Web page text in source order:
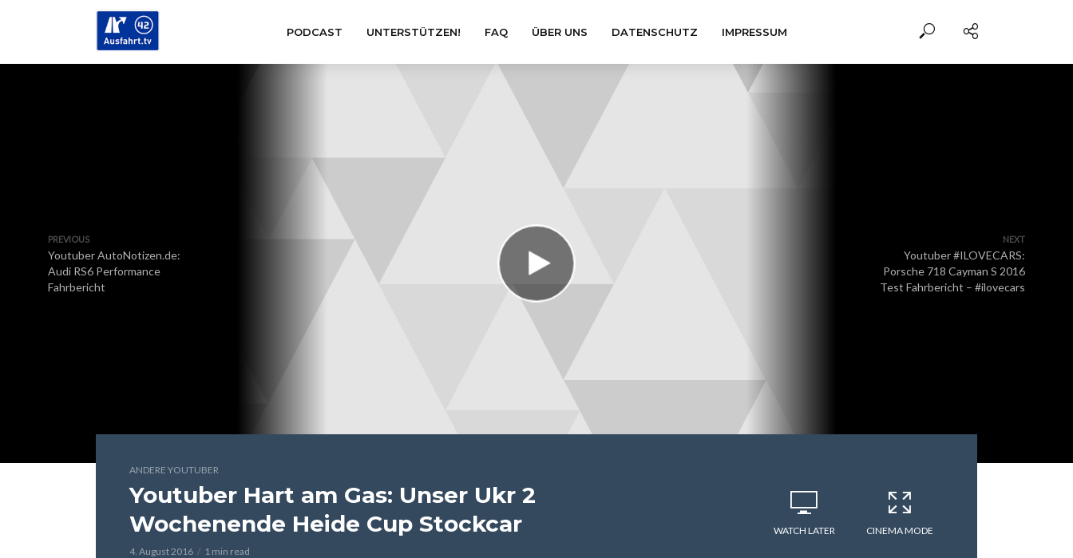
PODCAST UNTERSTÜTZEN! FAQ ÜBER UNS DATENSCHUTZ IMPRESSUM
PREVIOUS
Youtuber AutoNotizen.de:
Audi RS6 Performance
Fahrbericht
NEXT
Youtuber #ILOVECARS:
Porsche 718 Cayman S 2016
Test Fahrbericht – #ilovecars
ANDERE YOUTUBER
Youtuber Hart am Gas: Unser Ukr 2
Wochenende Heide Cup Stockcar
4. August 2016 1 min read
WATCH LATER CINEMA MODE